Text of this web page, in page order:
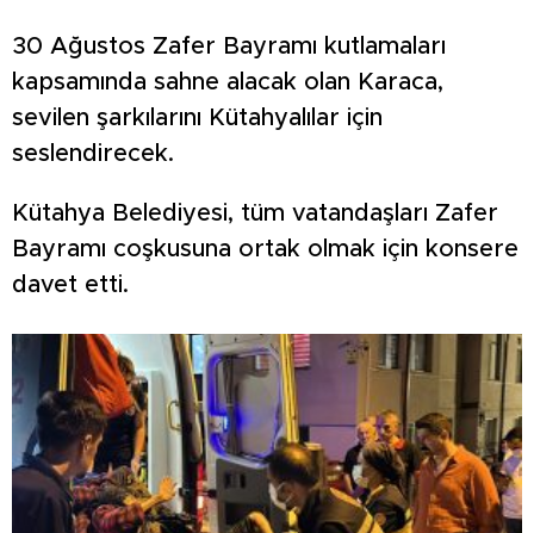
30 Ağustos Zafer Bayramı kutlamaları
kapsamında sahne alacak olan Karaca,
sevilen şarkılarını Kütahyalılar için
seslendirecek.
Kütahya Belediyesi, tüm vatandaşları Zafer
Bayramı coşkusuna ortak olmak için konsere
davet etti.